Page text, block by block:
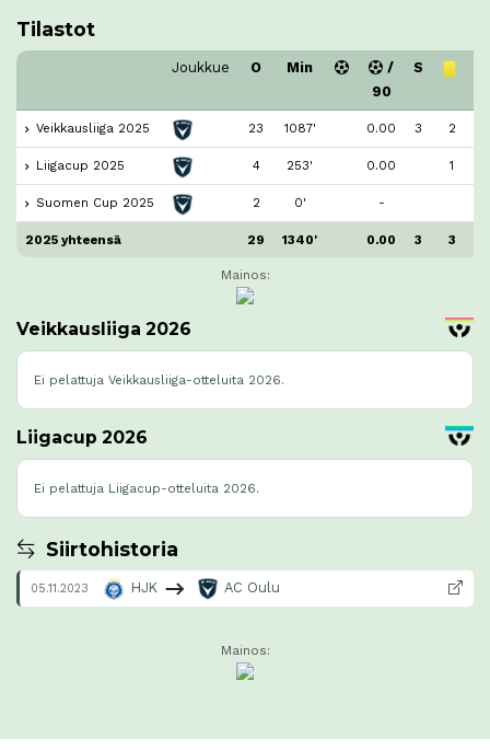
Tilastot
Joukkue O Min
/
90
S
Veikkausliiga 2025 23 1087' 0.00 3 2
Liigacup 2025 4 253' 0.00 1
Suomen Cup 2025 2 0' -
2025 yhteensä 29 1340' 0.00 3 3
Mainos:
Veikkausliiga 2026
Ei pelattuja Veikkausliiga-otteluita 2026.
Liigacup 2026
Ei pelattuja Liigacup-otteluita 2026.
Siirtohistoria
05.11.2023 HJK AC Oulu
Mainos: